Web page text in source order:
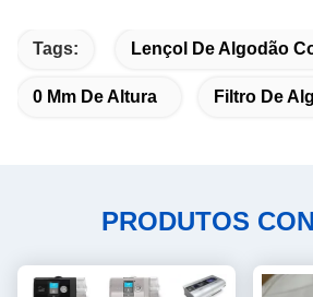
Tags: Lençol De Algodão
0 Mm De Altura Filtro De
PRODUTOS